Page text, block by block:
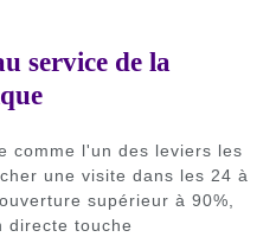
service de la
comme l'un des leviers les
une visite dans les 24 à
supérieur à 90%,
directe touche